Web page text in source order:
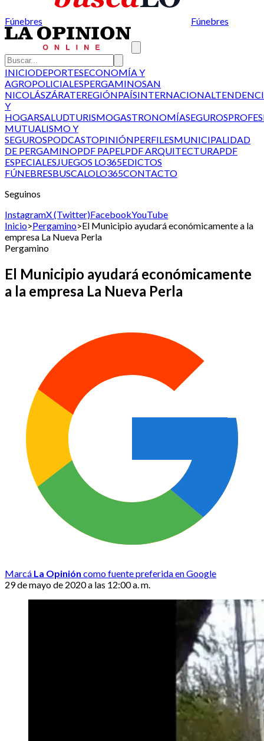
Fúnebres Fúnebres
INICIODEPORTESECONOMÍA Y
AGROPOLICIALESPERGAMINOSAN
NICOLÁSZÁRATEREGIÓNPAÍSINTERNACIONAL
Y
HOGARSALUDTURISMOGASTRONOMÍASEGUROS
MUTUALISMO Y
SEGUROSPODCASTOPINIÓNPERFILESMUNICIPALIDAD
DE PERGAMINOPDF PAPELPDF ARQUITECTURAPDF
ESPECIALESJUEGOS LO365EDICTOS
FÚNEBRESBUSCALOLO365CONTACTO
Seguinos
InstagramX (Twitter)FacebookYouTube
Inicio>Pergamino>El Municipio ayudará económicamente a la
empresa La Nueva Perla
Pergamino
El Municipio ayudará económicamente
a la empresa La Nueva Perla
Marcá La Opinión como fuente preferida en Google
29 de mayo de 2020 a las 12:00 a. m.